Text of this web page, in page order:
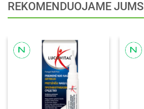
REKOMENDUOJAME JUMS